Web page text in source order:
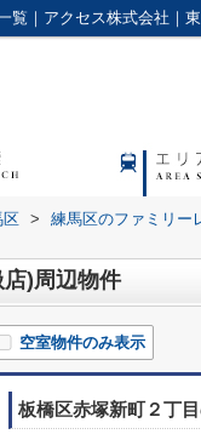
区 > 練馬区のファミリー
)周辺物件
空室物件のみ表示
板橋区赤塚新町２丁